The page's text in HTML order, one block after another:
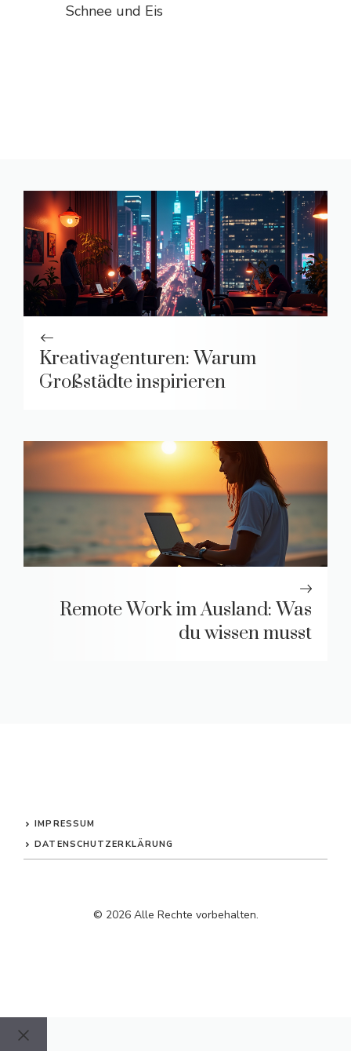
Schnee und Eis
Kreativagenturen: Warum
Großstädte inspirieren
Remote Work im Ausland: Was
du wissen musst
IMPRESSUM
DATENSCHUTZERKLÄRUNG
© 2026 Alle Rechte vorbehalten.